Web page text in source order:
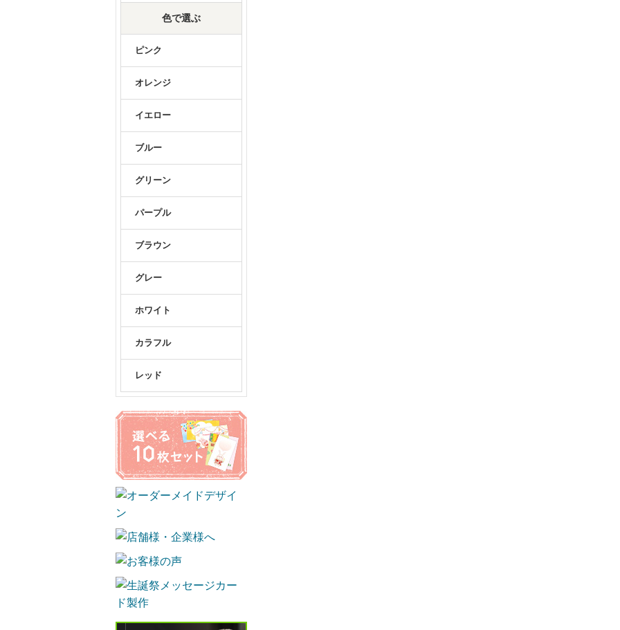
色で選ぶ
ピンク
オレンジ
イエロー
ブルー
グリーン
パープル
ブラウン
グレー
ホワイト
カラフル
レッド